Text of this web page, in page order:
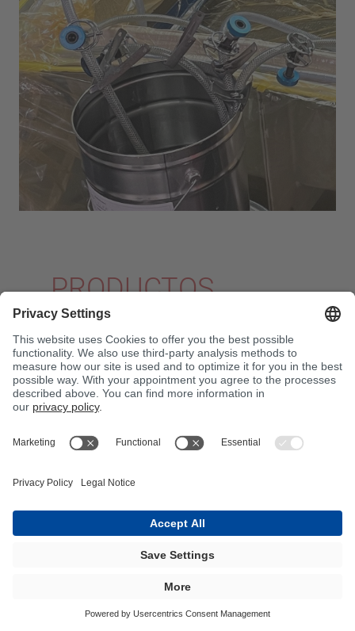
PRODUCTOS
SOSTENIBLES
Resinas y resinas adhesivas
con materias primas
renovables y contenido
reciclado
BÜFA Composite Systems ha introducido la
defosilización, es decir, la reducción del uso
de materias primas fósiles.
uso de materiales reciclados en nuestras
especialidades, la llamada sustitución de